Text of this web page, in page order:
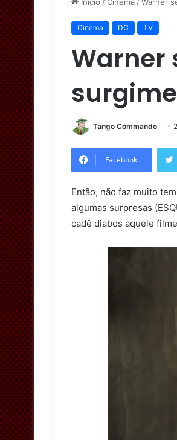
Cinema DC TV
Warner
Tango Commando
Facebook
Então, não faz muito
algumas surpresas
cadê diabos aquele